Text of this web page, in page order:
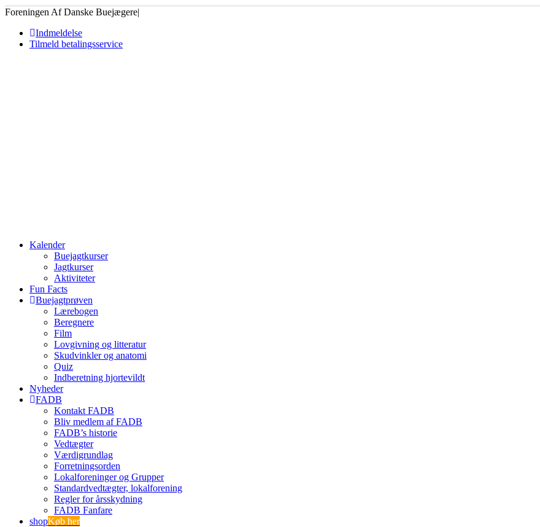
Foreningen Af Danske Buejægere|
Indmeldelse
Tilmeld betalingsservice
Kalender
Buejagtkurser
Jagtkurser
Aktiviteter
Fun Facts
Buejagtprøven
Lærebogen
Beregnere
Film
Lovgivning og litteratur
Skudvinkler og anatomi
Quiz
Indberetning hjortevildt
Nyheder
FADB
Kontakt FADB
Bliv medlem af FADB
FADB’s historie
Vedtægter
Værdigrundlag
Forretningsorden
Lokalforeninger og Grupper
Standardvedtægter, lokalforening
Regler for årsskydning
FADB Fanfare
shopKøb her